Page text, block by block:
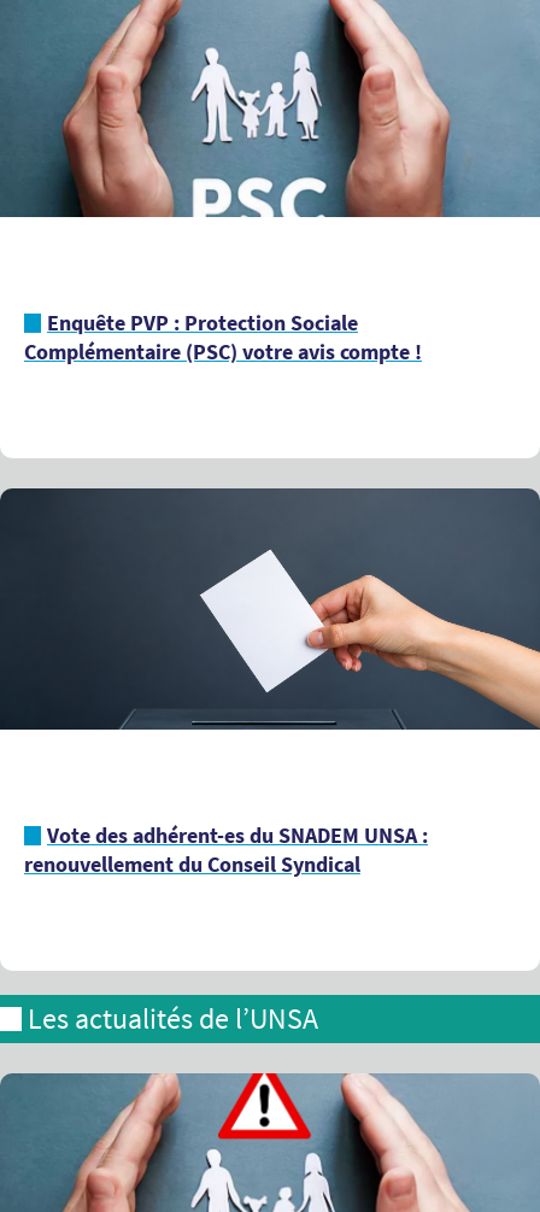
Enquête PVP : Protection Sociale
Complémentaire (PSC) votre avis compte !
Vote des adhérent-es du SNADEM UNSA :
renouvellement du Conseil Syndical
Les actualités de l’UNSA